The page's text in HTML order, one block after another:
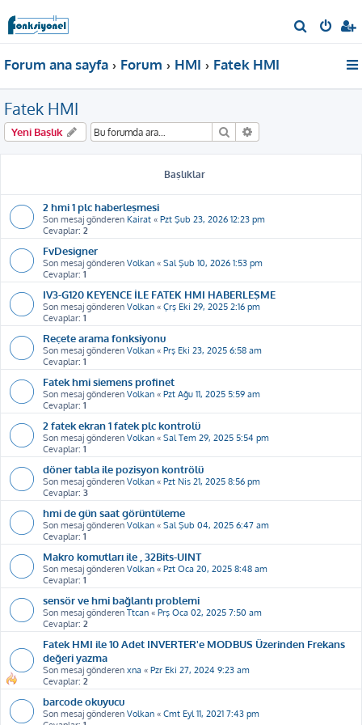
r
Forum ana sayfa Forum HMI Fatek HMI
Fatek HMI
Yeni Başlık Ara
Başlıklar
2 hmi 1 plc haberleşmesi
Son mesaj gönderen Kairat « Pzt Şub 23, 2026 12:23 pm
Cevaplar: 2
FvDesigner
Son mesaj gönderen Volkan « Sal Şub 10, 2026 1:53 pm
Cevaplar: 1
IV3-G120 KEYENCE İLE FATEK HMI HABERLEŞME
Son mesaj gönderen Volkan « Çrş Eki 29, 2025 2:16 pm
Cevaplar: 1
Reçete arama fonksiyonu
Son mesaj gönderen Volkan « Prş Eki 23, 2025 6:58 am
Cevaplar: 1
Fatek hmi siemens profinet
Son mesaj gönderen Volkan « Pzt Ağu 11, 2025 5:59 am
Cevaplar: 1
2 fatek ekran 1 fatek plc kontrolü
Son mesaj gönderen Volkan « Sal Tem 29, 2025 5:54 pm
Cevaplar: 1
döner tabla ile pozisyon kontrölü
Son mesaj gönderen Volkan « Pzt Nis 21, 2025 8:56 pm
Cevaplar: 3
hmi de gün saat görüntüleme
Son mesaj gönderen Volkan « Sal Şub 04, 2025 6:47 am
Cevaplar: 1
Makro komutları ile , 32Bits-UINT
Son mesaj gönderen Volkan « Pzt Oca 20, 2025 8:48 am
Cevaplar: 1
sensör ve hmi bağlantı problemi
Son mesaj gönderen Ttcan « Prş Oca 02, 2025 7:50 am
Cevaplar: 2
Fatek HMI ile 10 Adet INVERTER'e MODBUS Üzerinden Frekans
değeri yazma
Son mesaj gönderen xna « Pzr Eki 27, 2024 9:23 am
Cevaplar: 2
barcode okuyucu
Son mesaj gönderen Volkan « Cmt Eyl 11, 2021 7:43 pm